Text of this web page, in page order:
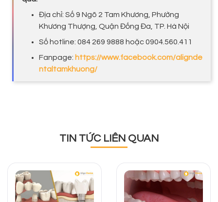
Địa chỉ: Số 9 Ngõ 2 Tam Khương, Phường
Khương Thượng, Quận Đống Đa, TP. Hà Nội
Số hotline: 084 269 9888 hoặc 0904.560.411
Fanpage: https://www.facebook.com/alignde
ntaltamkhuong/
TIN TỨC LIÊN QUAN